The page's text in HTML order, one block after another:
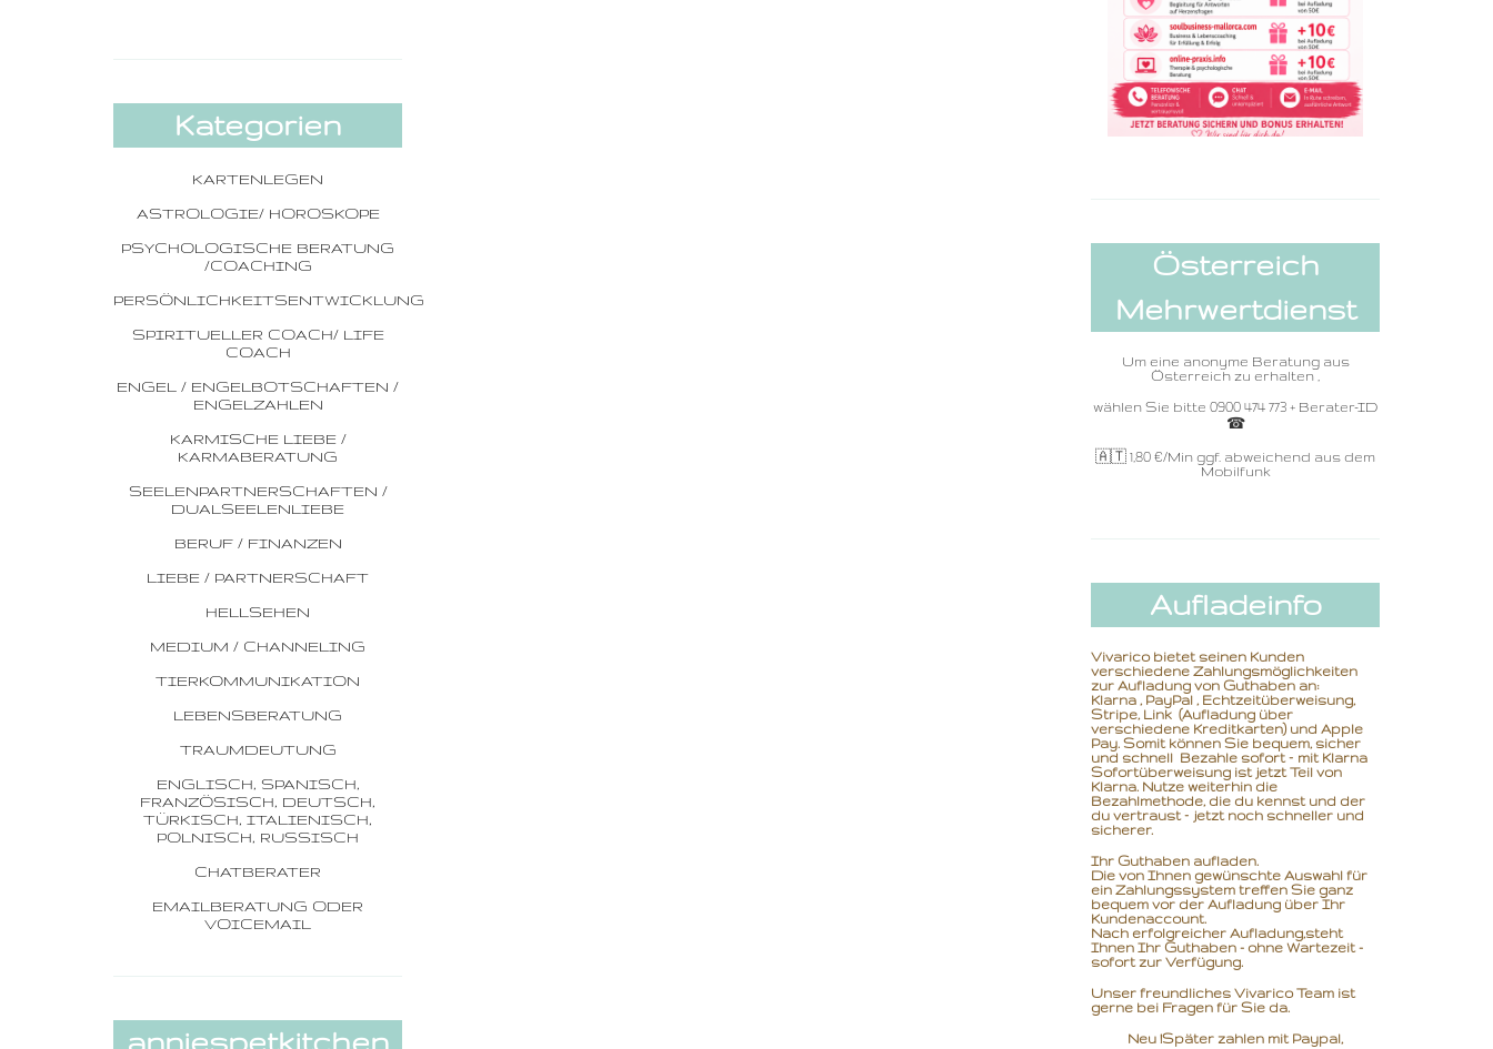
Kategorien
KARTENLEGEN
ASTROLOGIE/ HOROSKOPE
PSYCHOLOGISCHE BERATUNG
/COACHING
PERSÖNLICHKEITSENTWICKLUNG
SPIRITUELLER COACH/ LIFE
COACH
ENGEL / ENGELBOTSCHAFTEN /
ENGELZAHLEN
KARMISCHE LIEBE /
KARMABERATUNG
SEELENPARTNERSCHAFTEN /
DUALSEELENLIEBE
BERUF / FINANZEN
LIEBE / PARTNERSCHAFT
HELLSEHEN
MEDIUM / CHANNELING
TIERKOMMUNIKATION
LEBENSBERATUNG
TRAUMDEUTUNG
ENGLISCH, SPANISCH,
FRANZÖSISCH, DEUTSCH,
TÜRKISCH, ITALIENISCH,
POLNISCH, RUSSISCH
CHATBERATER
EMAILBERATUNG ODER
VOICEMAIL
anniespetkitchen
Österreich
Mehrwertdienst
Um eine anonyme Beratung aus
Österreich zu erhalten ,
wählen Sie bitte 0900 474 773 + Berater-ID
☎ ️
🇦🇹 1,80 €/Min ggf. abweichend aus dem
Mobilfunk
Aufladeinfo
Vivarico bietet seinen Kunden
verschiedene Zahlungsmöglichkeiten
zur Aufladung von Guthaben an:
Klarna , PayPal , Echtzeitüberweisung,
Stripe, Link (Aufladung über
verschiedene Kreditkarten) und Apple
Pay. Somit können Sie bequem, sicher
und schnell Bezahle sofort – mit Klarna
Sofortüberweisung ist jetzt Teil von
Klarna. Nutze weiterhin die
Bezahlmethode, die du kennst und der
du vertraust – jetzt noch schneller und
sicherer.
Ihr Guthaben aufladen.
Die von Ihnen gewünschte Auswahl für
ein Zahlungssystem treffen Sie ganz
bequem vor der Aufladung über Ihr
Kundenaccount.
Nach erfolgreicher Aufladung,steht
Ihnen Ihr Guthaben - ohne Wartezeit -
sofort zur Verfügung.
Unser freundliches Vivarico Team ist
gerne bei Fragen für Sie da.
Neu !Später zahlen mit Paypal,